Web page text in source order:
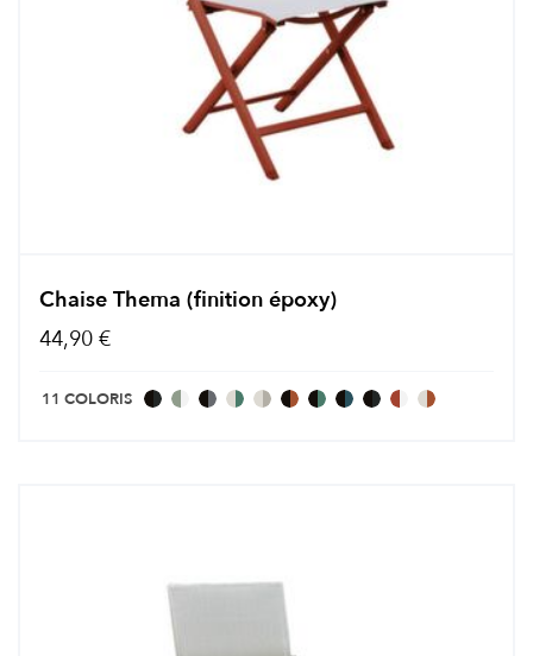
Chaise Thema (finition époxy)
44,90 €
11 COLORIS